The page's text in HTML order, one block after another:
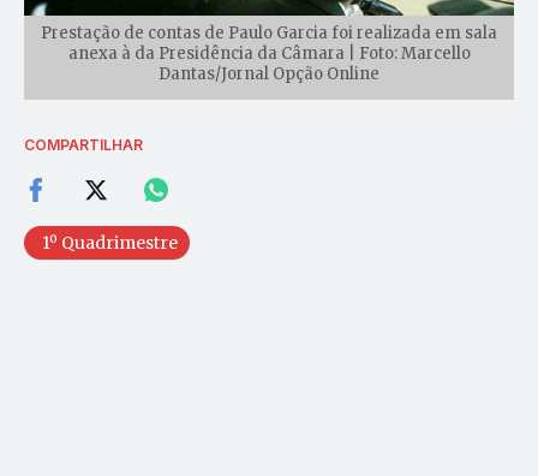
Prestação de contas de Paulo Garcia foi realizada em sala
anexa à da Presidência da Câmara | Foto: Marcello
Dantas/Jornal Opção Online
COMPARTILHAR
1º Quadrimestre